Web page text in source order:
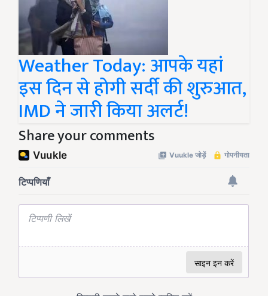
Weather Today: आपके यहां
इस दिन से होगी सर्दी की शुरुआत,
IMD ने जारी किया अलर्ट!
Share your comments